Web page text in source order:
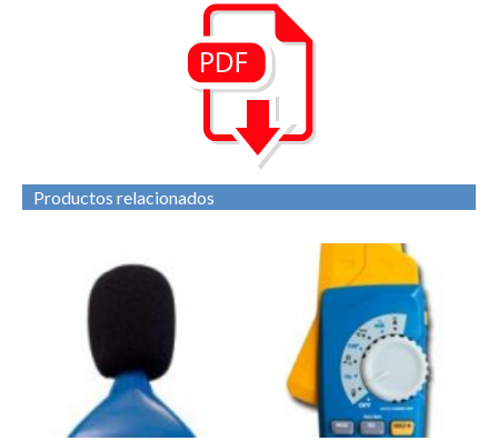
Productos relacionados